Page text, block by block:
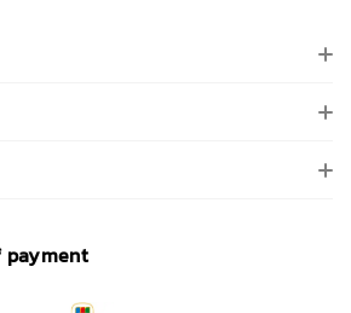
payment